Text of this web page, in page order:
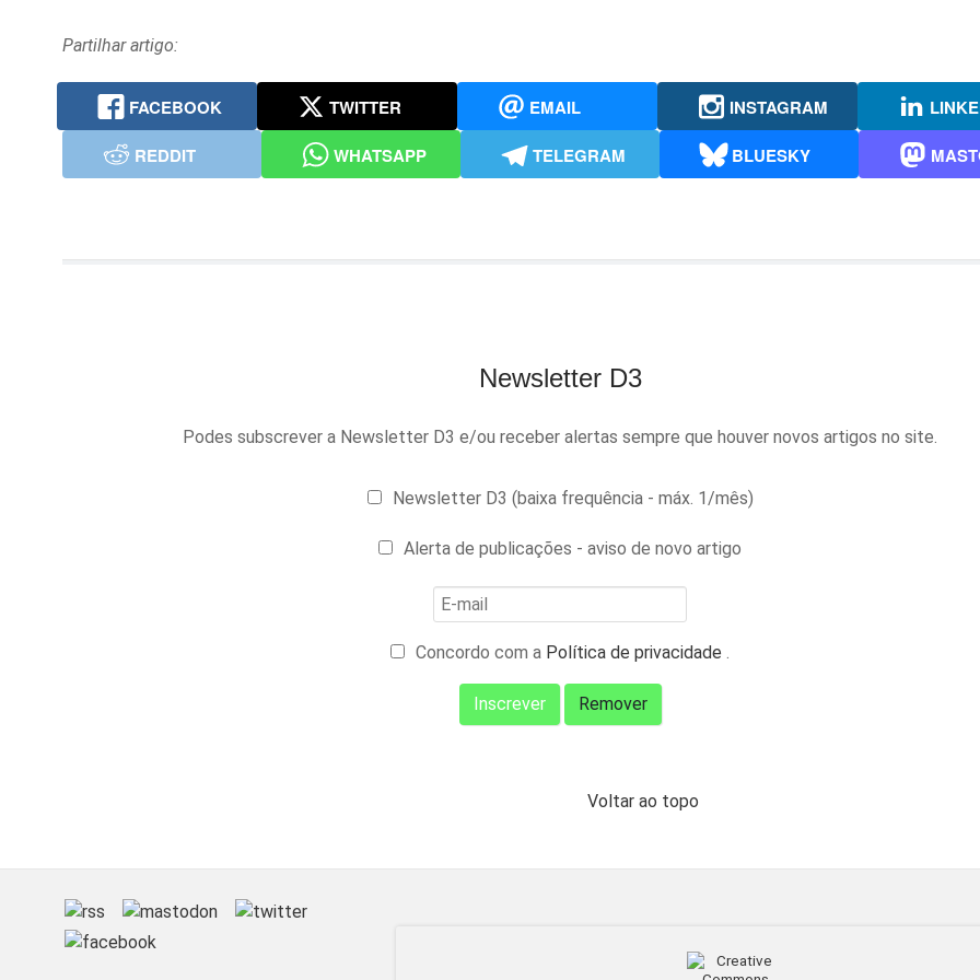
Partilhar artigo:
FACEBOOK TWITTER EMAIL INSTAGRAM
REDDIT
WHATSAPP TELEGRAM BLUESKY
Newsletter D3
Podes subscrever a Newsletter D3 e/ou receber alertas sempre que houver novos artigos no site.
Newsletter D3 (baixa frequência - máx. 1/mês)
Alerta de publicações - aviso de novo artigo
Concordo com a Política de privacidade .
Voltar ao topo